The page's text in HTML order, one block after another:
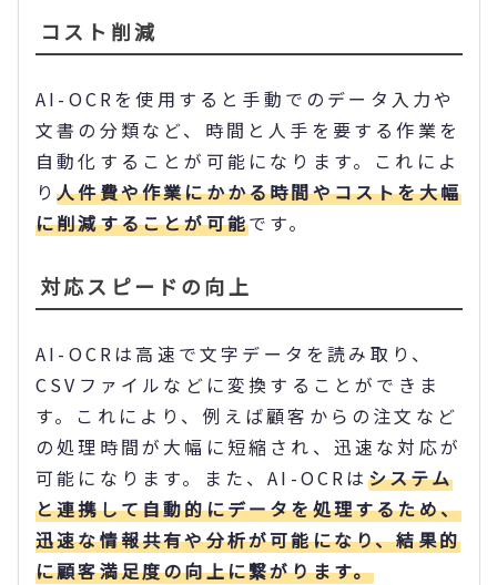
コスト削減
AI-OCRを使用すると手動でのデータ入力や
文書の分類など、時間と人手を要する作業を
自動化することが可能になります。これによ
り人件費や作業にかかる時間やコストを大幅
に削減することが可能です。
対応スピードの向上
AI-OCRは高速で文字データを読み取り、
CSVファイルなどに変換することができま
す。これにより、例えば顧客からの注文など
の処理時間が大幅に短縮され、迅速な対応が
可能になります。また、AI-OCRは システム
と連携して自動的にデータを処理するため、
迅速な情報共有や分析が可能になり、結果的
に顧客満足度の向上に繋がります。